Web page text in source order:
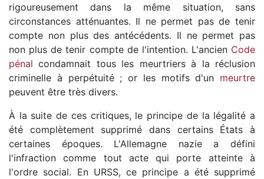
rigoureusement dans la même situation, sans
circonstances atténuantes. Il ne permet pas de tenir
compte non plus des antécédents. Il ne permet pas
non plus de tenir compte de l'intention. L'ancien Code
pénal condamnait tous les meurtriers à la réclusion
criminelle à perpétuité ; or les motifs d'un meurtre
peuvent être très divers.
À la suite de ces critiques, le principe de la légalité a
été complètement supprimé dans certains États à
certaines époques. L'Allemagne nazie a défini
l'infraction comme tout acte qui porte atteinte à
l'ordre social. En URSS, ce principe a été supprimé